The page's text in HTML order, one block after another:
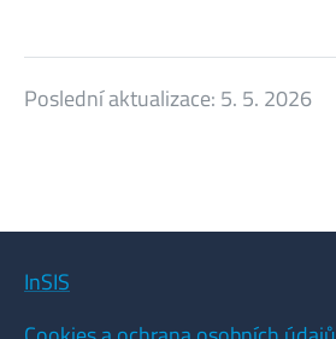
Poslední aktualizace: 5. 5. 2026
InSIS